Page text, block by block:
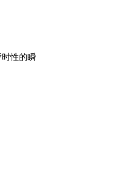
性的瞬